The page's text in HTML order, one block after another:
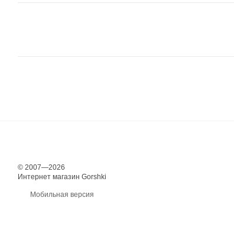
© 2007—2026
Интернет магазин Gorshki
Мобильная версия